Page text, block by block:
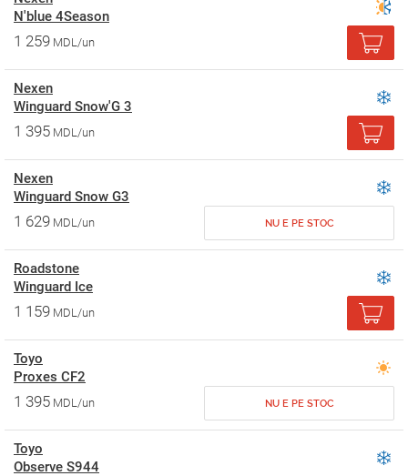
N'blue 4Season
1 259 MDL/un
Nexen
Winguard Snow'G 3
1 395 MDL/un
Nexen
Winguard Snow G3
1 629 MDL/un NU E PE STOC
Roadstone
Winguard Ice
1 159 MDL/un
Toyo
Proxes CF2
1 395 MDL/un NU E PE STOC
Toyo
Observe S944